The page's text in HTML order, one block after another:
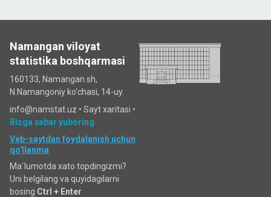
Namangan viloyat
statistika boshqarmasi
160133, Namangan sh,
N.Namangoniy ko'chasi, 14-uy.
info@namstat.uz • Sayt xaritasi •
Bizga xabar yuboring
Veb-saytdan foydalanish uchun
qo'llanma
Ma`lumotda xato topdingizmi?
Uni belgilang va quyidagilarni
bosing Ctrl + Enter